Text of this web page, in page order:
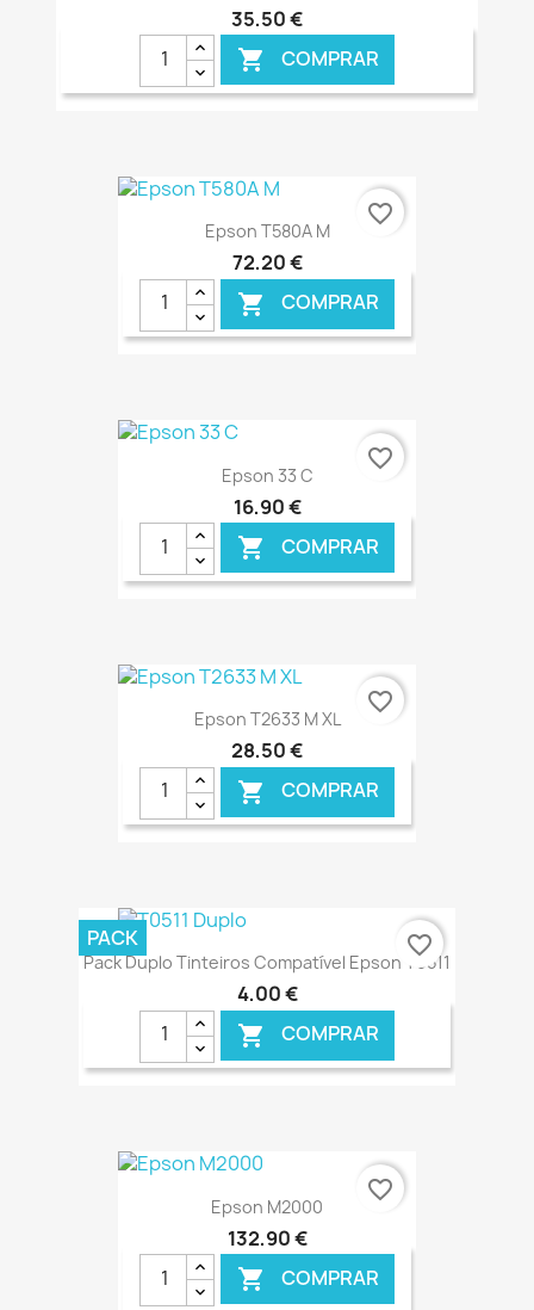
35,50 €
 COMPRAR
€ ONLINE
Epson T580A M
72,20 €
 COMPRAR
€ ONLINE
favorite_border
Epson 33 C
16,90 €
 COMPRAR
€ ONLINE
favorite_border
Epson T2633 M XL
28,50 €
 COMPRAR
favorite_border
Pack Duplo Tinteiros Compatível Epson T0511
4,00 €
 COMPRAR
€ ONLINE
PACK favorite_border
Epson M2000
132,90 €
 COMPRAR
favorite_border